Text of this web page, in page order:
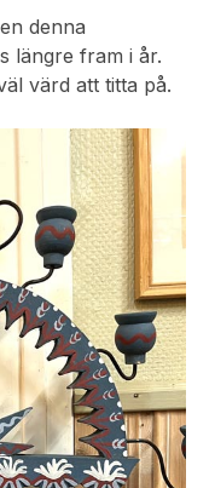
denna
längre fram i år.
värd att titta på.